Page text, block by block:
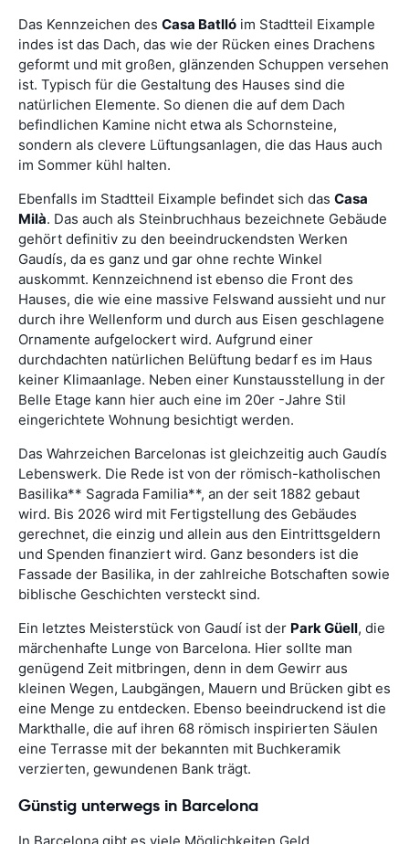
Das Kennzeichen des Casa Batlló im Stadtteil Eixample
indes ist das Dach, das wie der Rücken eines Drachens
geformt und mit großen, glänzenden Schuppen versehen
ist. Typisch für die Gestaltung des Hauses sind die
natürlichen Elemente. So dienen die auf dem Dach
befindlichen Kamine nicht etwa als Schornsteine,
sondern als clevere Lüftungsanlagen, die das Haus auch
im Sommer kühl halten.
Ebenfalls im Stadtteil Eixample befindet sich das Casa
Milà. Das auch als Steinbruchhaus bezeichnete Gebäude
gehört definitiv zu den beeindruckendsten Werken
Gaudís, da es ganz und gar ohne rechte Winkel
auskommt. Kennzeichnend ist ebenso die Front des
Hauses, die wie eine massive Felswand aussieht und nur
durch ihre Wellenform und durch aus Eisen geschlagene
Ornamente aufgelockert wird. Aufgrund einer
durchdachten natürlichen Belüftung bedarf es im Haus
keiner Klimaanlage. Neben einer Kunstausstellung in der
Belle Etage kann hier auch eine im 20er -Jahre Stil
eingerichtete Wohnung besichtigt werden.
Das Wahrzeichen Barcelonas ist gleichzeitig auch Gaudís
Lebenswerk. Die Rede ist von der römisch-katholischen
Basilika** Sagrada Familia**, an der seit 1882 gebaut
wird. Bis 2026 wird mit Fertigstellung des Gebäudes
gerechnet, die einzig und allein aus den Eintrittsgeldern
und Spenden finanziert wird. Ganz besonders ist die
Fassade der Basilika, in der zahlreiche Botschaften sowie
biblische Geschichten versteckt sind.
Ein letztes Meisterstück von Gaudí ist der Park Güell, die
märchenhafte Lunge von Barcelona. Hier sollte man
genügend Zeit mitbringen, denn in dem Gewirr aus
kleinen Wegen, Laubgängen, Mauern und Brücken gibt es
eine Menge zu entdecken. Ebenso beeindruckend ist die
Markthalle, die auf ihren 68 römisch inspirierten Säulen
eine Terrasse mit der bekannten mit Buchkeramik
verzierten, gewundenen Bank trägt.
Günstig unterwegs in Barcelona